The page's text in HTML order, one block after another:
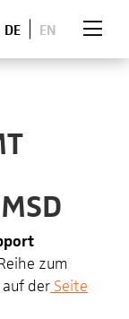
DE EN
zum
der Seite